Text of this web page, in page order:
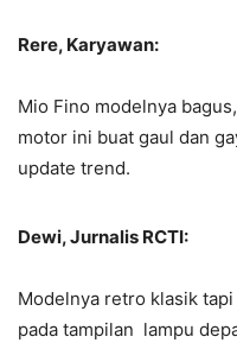
Rere, Karyawan:
Mio Fino modelnya
motor ini buat gaul dan
update trend.
Dewi, Jurnalis RCTI:
Modelnya retro klasik
pada tampilan lampu